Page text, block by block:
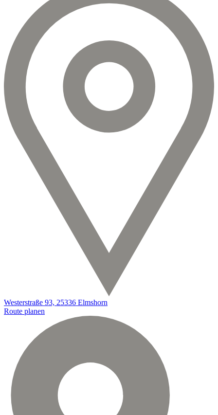
Westerstraße 93, 25336 Elmshorn
Route planen